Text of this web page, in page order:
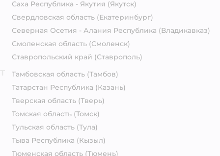
Саха Республика - Якутия (Якутск)
Свердловская область (Екатеринбург)
Северная Осетия - Алания Республика (Владикавказ)
Смоленская область (Смоленск)
Ставропольский край (Ставрополь)
Тамбовская область (Тамбов)
Татарстан Республика (Казань)
Тверская область (Тверь)
Томская область (Томск)
Тульская область (Тула)
Тыва Республика (Кызыл)
Тюменская область (Тюмень)